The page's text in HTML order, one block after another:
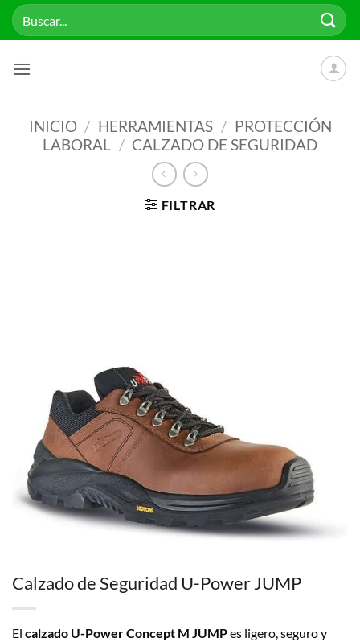
Saltar
Buscar
por:
INICIO / HERRAMIENTAS / PROTECCIÓN
LABORAL / CALZADO DE SEGURIDAD
FILTRAR
Calzado de Seguridad U-Power JUMP
El calzado U-Power Concept M JUMPes ligero, seguro y